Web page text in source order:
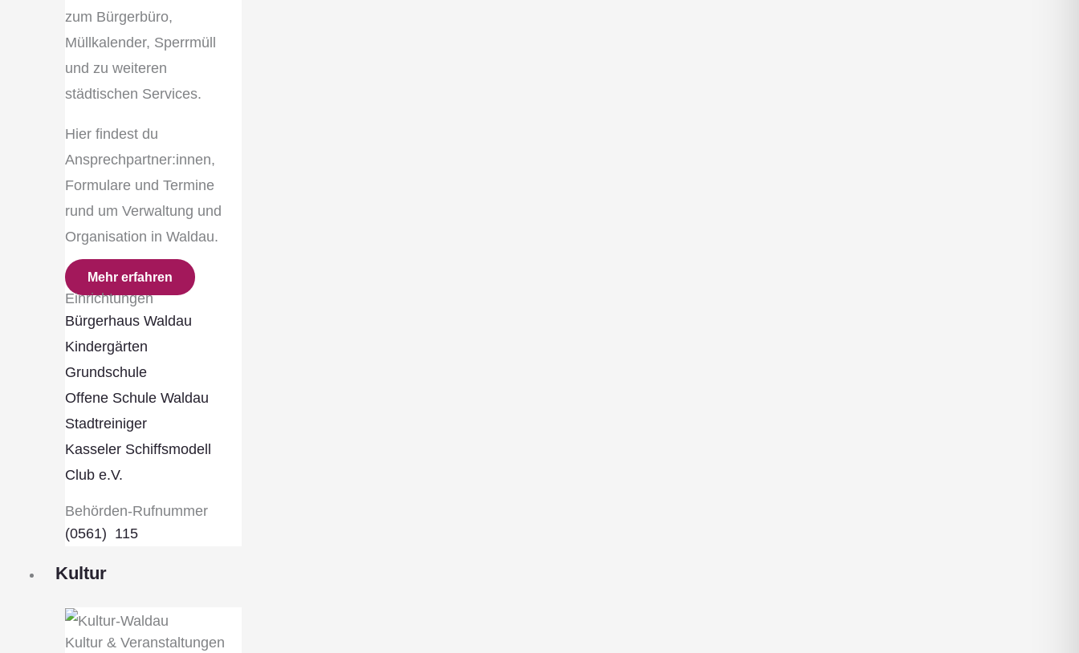
zum Bürgerbüro,
Müllkalender, Sperrmüll
und zu weiteren
städtischen Services.
Hier findest du
Ansprechpartner:innen,
Formulare und Termine
rund um Verwaltung und
Organisation in Waldau.
Mehr erfahren
Einrichtungen
Bürgerhaus Waldau
Kindergärten
Grundschule
Offene Schule Waldau
Stadtreiniger
Kasseler Schiffsmodell
Club e.V.
Behörden-Rufnummer
(0561) 115
Kultur
Kultur & Veranstaltungen